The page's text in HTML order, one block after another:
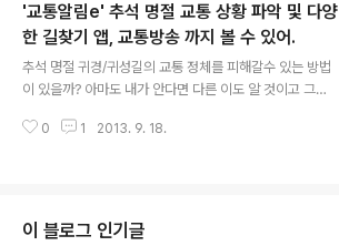
작하고 있는 'G 프로젝트'에 태블릿은 꼭 필요한 분야이기
도 하다. LG 지패드(G Pad) 8.3 스펙 살펴보기 전체적인
디자인을 보면 스마트폰을 키워 놓은 듯한 느낌이 든다. 기
존에 타사에서 출시한 제품들과 차별화가 되고 안정적일수
사용자 들에게는 민밋한 느낌을 줄 수 있다. 실제 IFA2013
'교통알림e' 추석 명절 교통 상황 파악 및 다양
한 길찾기 앱, 교통방송 까지 볼 수 있어.
추석 명절 귀경/귀성길의 교통 정체를 피해갈수 있는 방법
이 있을까? 아마도 내가 안다면 다른 이도 알 것이고 그럼
이용하기 좋은 앱 3가지를 소개한다. 그 두번째는 도로교
길라잡이' 고속도로 교통 상황 앱, 추석 명절 가장 빠른 고
0 1 2013. 9. 18.
이 블로그 인기글